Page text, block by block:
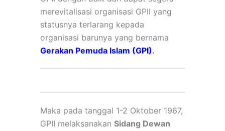
merevitalisasi organisasi GPII yang
statusnya terlarang kepada
organisasi barunya yang bernama
Gerakan Pemuda Islam (GPI).
Maka pada tanggal 1-2 Oktober 1967,
GPII melaksanakan Sidang Dewan